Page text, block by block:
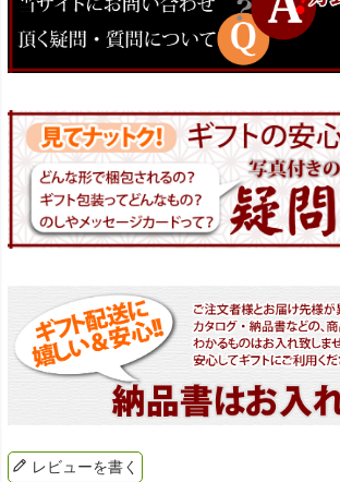
レビューを書く